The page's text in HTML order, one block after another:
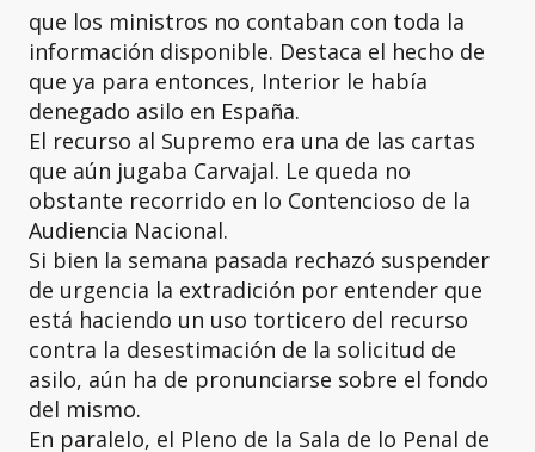
que los ministros no contaban con toda la
información disponible. Destaca el hecho de
que ya para entonces, Interior le había
denegado asilo en España.
El recurso al Supremo era una de las cartas
que aún jugaba Carvajal. Le queda no
obstante recorrido en lo Contencioso de la
Audiencia Nacional.
Si bien la semana pasada rechazó suspender
de urgencia la extradición por entender que
está haciendo un uso torticero del recurso
contra la desestimación de la solicitud de
asilo, aún ha de pronunciarse sobre el fondo
del mismo.
En paralelo, el Pleno de la Sala de lo Penal de